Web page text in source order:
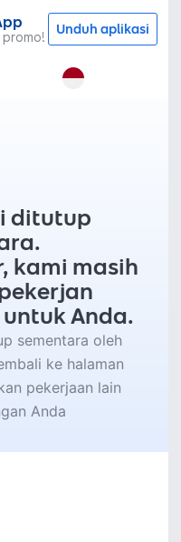
Unduh aplikasi
ditutup
kami masih
Anda.
sementara oleh
ke halaman
pekerjaan lain
Anda